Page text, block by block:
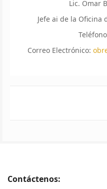
Lic. Omar
Jefe ai de la Oficina
Correo Electrónico:
Contáctenos: